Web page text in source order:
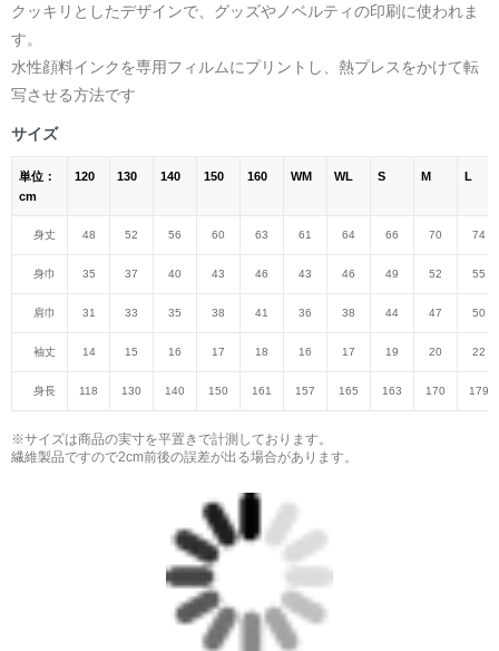
クッキリとしたデザインで、グッズやノベルティの印刷に使われま
す。
水性顔料インクを専用フィルムにプリントし、熱プレスをかけて転
写させる方法です
サイズ
単位：
cm
120 130 140 150 160 WM WL S M L
身丈 48 52 56 60 63 61 64 66 70 74
身巾 35 37 40 43 46 43 46 49 52 55
肩巾 31 33 35 38 41 36 38 44 47 50
袖丈 14 15 16 17 18 16 17 19 20 22
身長 118 130 140 150 161 157 165 163 170 179
※サイズは商品の実寸を平置きで計測しております。
繊維製品ですので2cm前後の誤差が出る場合があります。